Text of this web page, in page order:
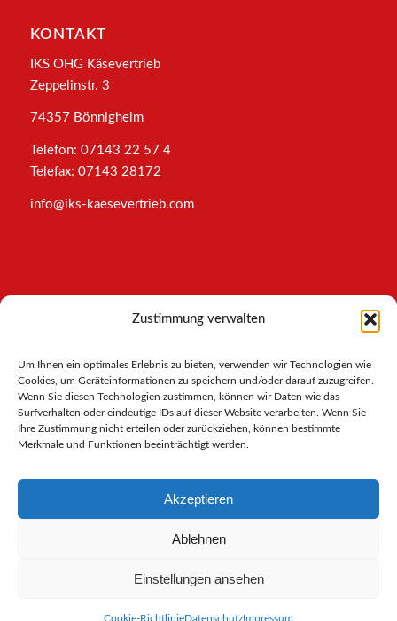
Zustimmung verwalten
Um Ihnen ein optimales Erlebnis zu bieten, verwenden wir Technologien wie
Cookies, um Geräteinformationen zu speichern und/oder darauf zuzugreifen.
Wenn Sie diesen Technologien zustimmen, können wir Daten wie das
Surfverhalten oder eindeutige IDs auf dieser Website verarbeiten. Wenn Sie
Ihre Zustimmung nicht erteilen oder zurückziehen, können bestimmte
Merkmale und Funktionen beeinträchtigt werden.
Akzeptieren
Ablehnen
Einstellungen ansehen
Cookie-RichtlinieDatenschutzImpressum
KONTAKT
IKS OHG Käsevertrieb
Zeppelinstr. 3
74357 Bönnigheim
Telefon: 07143 22 57 4
Telefax: 07143 28172
info@iks-kaesevertrieb.com
INFORMATIONEN
AGB
Datenschutz
Cookies-Richtlinie
© Copyright IKS OHG Käsevertrieb - Bönnigheim